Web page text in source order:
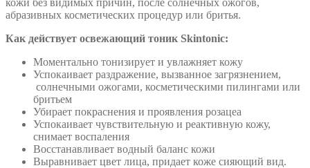
абразивных косметических процедур или бритья.
Как действует освежающий тоник Skintonic:
Моментально тонизирует и увлажняет кожу
Успокаивает раздражение, вызванное загрязнением,
солнечными ожогами, косметическими пилингами или
бритьем
Убирает покраснения и проявления розацеа
Успокаивает чувствительную и реактивную кожу,
снимает воспаления
Восстанавливает водный баланс кожи
Выравнивает цвет лица, придает коже сияющий вид.